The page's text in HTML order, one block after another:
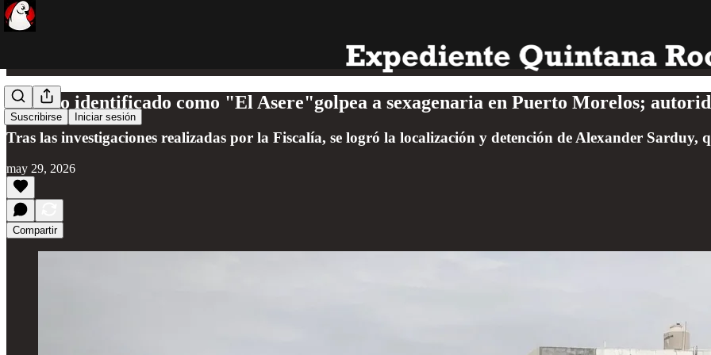
Suscribirse Iniciar sesión
Cubano identificado como "El Asere"golpea a sexagenaria en Puerto Morelos;
Tras las investigaciones realizadas por la Fiscalía, se logró la localización y detención de Alexander Sarduy,
may 29, 2026
Compartir